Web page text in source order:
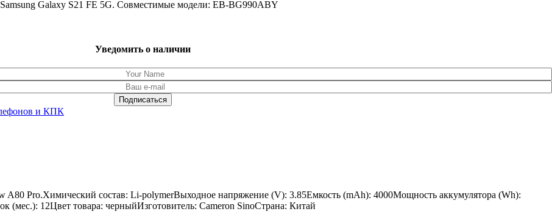
Galaxy S21 FE 5G. Совместимые модели: EB-BG990ABY
Уведомить о наличии
и КПК
A80 Pro.Химический состав: Li-polymerВыходное напряжение (V): 3.85Емкость (mAh): 4000Мощность аккумулятора (Wh):
(мес.): 12Цвет товара: черныйИзготовитель: Cameron SinoСтрана: Китай